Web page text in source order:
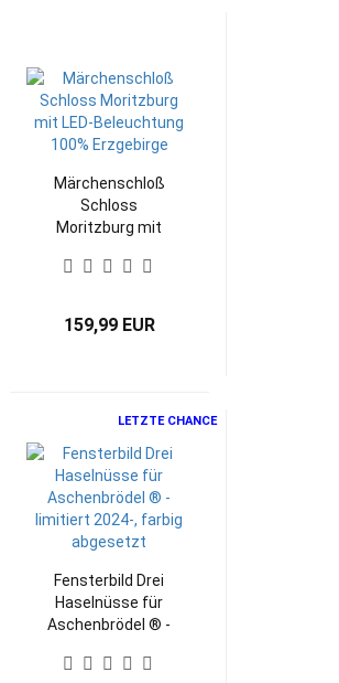
Märchenschloß
Schloss
Moritzburg mit
100% Erzgebirge
159,99 EUR
LETZTE CHANCE
Fensterbild Drei
Haselnüsse für
Aschenbrödel ® -
farbig abgesetzt